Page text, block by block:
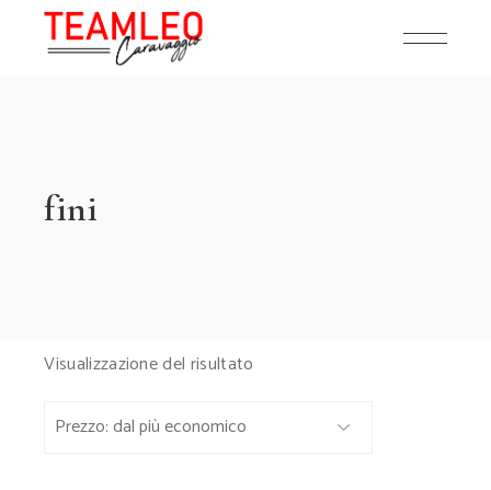
content
fini
Visualizzazione del risultato